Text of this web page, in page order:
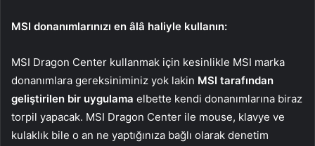
MSI donanımlarınızı en âlâ haliyle kullanın:
MSI Dragon Center kullanmak için kesinlikle MSI marka
donanımlara gereksiniminiz yok lakin MSI tarafından
geliştirilen bir uygulama elbette kendi donanımlarına biraz
torpil yapacak. MSI Dragon Center ile mouse, klavye ve
kulaklık bile o an ne yaptığınıza bağlı olarak denetim